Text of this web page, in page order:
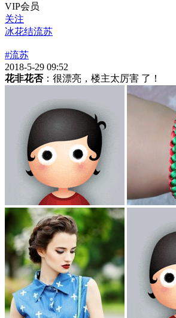
VIP会员
关注
冰花结流苏
#流苏
2018-5-29 09:52
花非花否：很漂亮，楼主太厉害 了！